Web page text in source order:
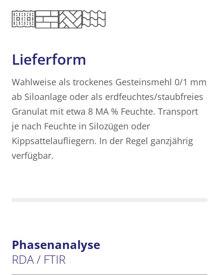
Lieferform
Wahlweise als trockenes Gesteinsmehl 0/1 mm
ab Siloanlage oder als erdfeuchtes/staubfreies
Granulat mit etwa 8 MA % Feuchte. Transport
je nach Feuchte in Silozügen oder
Kippsattelaufliegern. In der Regel ganzjährig
verfügbar.
Phasenanalyse
RDA / FTIR